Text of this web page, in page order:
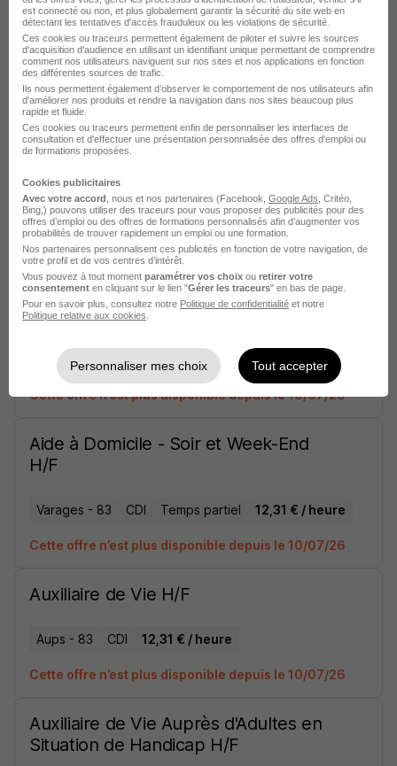
12,31 € / heure
Cette offre n’est plus disponible depuis le 10/07/26
Auxiliaire de Vie Auprès d'Enfants en
Situation de Handicap H/F
Saint-Geniès-de-Malgoirès - 30
12,31 € / heure
Cette offre n’est plus disponible depuis le 10/07/26
Aide-Ménager H/F
12,31 € / heure
Cette offre n’est plus disponible depuis le 10/07/26
Aide à Domicile - Soir et Week-End
H/F
Varages - 83 CDI Temps partiel 12,31 € / heure
Cette offre n’est plus disponible depuis le 10/07/26
Auxiliaire de Vie H/F
Aups - 83 CDI 12,31 € / heure
Cette offre n’est plus disponible depuis le 10/07/26
Auxiliaire de Vie Auprès d'Adultes en
Situation de Handicap H/F
est connecté ou non, et plus globalement garantir la sécurité du site web en
détectant les tentatives d'accès frauduleux ou les violations de sécurité.
Ces cookies ou traceurs permettent également de piloter et suivre les sources
d'acquisition d'audience en utilisant un identifiant unique permettant de comprendre
comment nos utilisateurs naviguent sur nos sites et nos applications en fonction
des différentes sources de trafic.
Ils nous permettent également d’observer le comportement de nos utilisateurs afin
d'améliorer nos produits et rendre la navigation dans nos sites beaucoup plus
rapide et fluide.
Ces cookies ou traceurs permettent enfin de personnaliser les interfaces de
consultation et d'effectuer une présentation personnalisée des offres d'emploi ou
de formations proposées.
Cookies publicitaires
Avec votre accord , nous et nos partenaires (Facebook, Google Ads , Critéo,
Bing,) pouvons utiliser des traceurs pour vous proposer des publicités pour des
offres d’emploi ou des offres de formations personnalisés afin d’augmenter vos
probabilités de trouver rapidement un emploi ou une formation.
Nos partenaires personnalisent ces publicités en fonction de votre navigation, de
votre profil et de vos centres d’intérêt.
Vous pouvez à tout moment paramétrer vos choix ou retirer votre
consentement en cliquant sur le lien "Gérer les traceurs" en bas de page.
Pour en savoir plus, consultez notre Politique de confidentialité et notre
Politique relative aux cookies
Personnaliser mes choix Tout accepter